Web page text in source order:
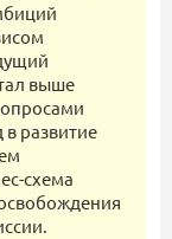
выше
в развитие
схема